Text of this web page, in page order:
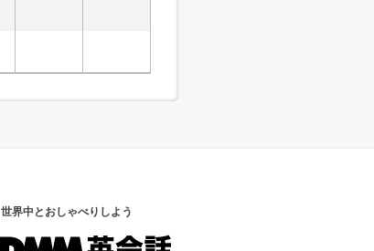
世界中とおしゃべりしよう